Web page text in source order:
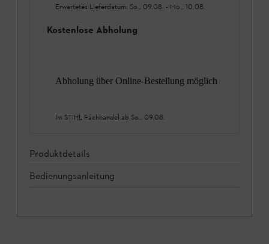
Erwartetes Lieferdatum: So., 09.08. - Mo., 10.08.
Kostenlose Abholung
Abholung über Online-Bestellung möglich
Im STIHL Fachhandel ab So., 09.08.
Produktdetails
Bedienungsanleitung